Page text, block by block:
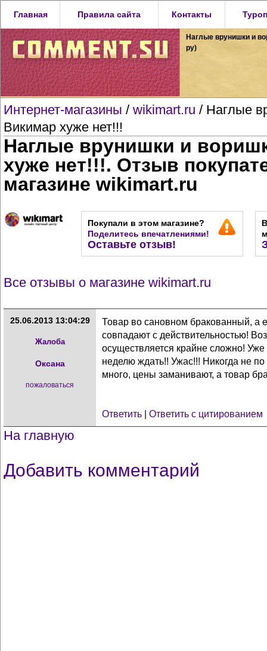
Главная Правила сайта Контакты
Наглые врунишки и
ру)
Интернет-магазины / wikimart.ru / Наглые
Викимар хуже нет!!!
Наглые врунишки и
хуже нет!!!. Отзыв
магазине wikimart.ru
Покупали в этом магазине?
Поделитесь впечатлениями!
Оставьте отзыв!
Все отзывы о магазине wikimart.ru
25.06.2013 13:04:29
Жалоба
Оксана
пожаловаться
Товар во сановном бракованный, а
совпадают с действительностью!
осуществляется крайне сложно!
неделю ждать!! Ужас!!! Никогда не
много, цены заманивают, а товар
Ответить | Ответить с цитированием
На главную
Добавить комментарий